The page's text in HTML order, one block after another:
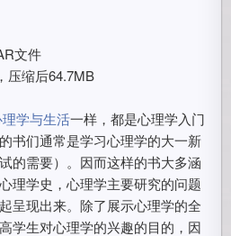
文件
压缩后64.7MB
学与生活一样，都是心理学入门
书们通常是学习心理学的大一新
的需要）。因而这样的书大多涵
理学史，心理学主要研究的问题
呈现出来。除了展示心理学的全
学生对心理学的兴趣的目的，因